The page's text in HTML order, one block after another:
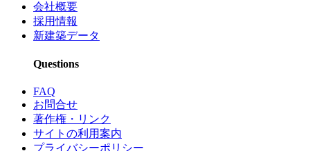
会社概要
採用情報
新建築データ
Questions
FAQ
お問合せ
著作権・リンク
サイトの利用案内
プライバシーポリシー